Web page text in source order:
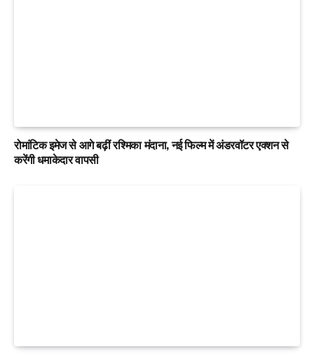
रोमांटिक इमेज से आगे बढ़ीं रश्मिका मंदाना, नई फिल्म में अंडरवॉटर एक्शन से
करेंगी धमाकेदार वापसी